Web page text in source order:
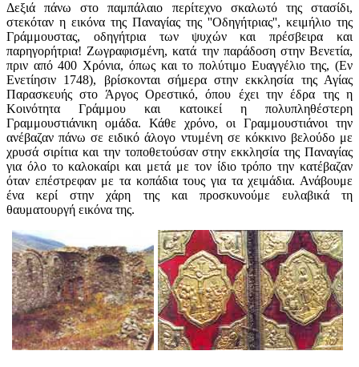
Δεξιά πάνω στο παμπάλαιο περίτεχνο σκαλωτό της στασίδι,
στεκόταν η εικόνα της Παναγίας της ''Οδηγήτριας'', κειμήλιο της
Γράμμουστας, οδηγήτρια των ψυχών και πρέσβειρα και
παρηγορήτρια! Ζωγραφισμένη, κατά την παράδοση στην Βενετία,
πριν από 400 Χρόνια, όπως και το πολύτιμο Ευαγγέλιο της, (Εν
Ενετίησιν 1748), βρίσκονται σήμερα στην εκκλησία της Αγίας
Παρασκευής στο Άργος Ορεστικό, όπου έχει την έδρα της η
Κοινότητα Γράμμου και κατοικεί η πολυπληθέστερη
Γραμμουστιάνικη ομάδα. Κάθε χρόνο, οι Γραμμουστιάνοι την
ανέβαζαν πάνω σε ειδικό άλογο ντυμένη σε κόκκινο βελούδο με
χρυσά σιρίτια και την τοποθετούσαν στην εκκλησία της Παναγίας
για όλο το καλοκαίρι και μετά με τον ίδιο τρόπο την κατέβαζαν
όταν επέστρεφαν με τα κοπάδια τους για τα χειμάδια. Ανάβουμε
ένα κερί στην χάρη της και προσκυνούμε ευλαβικά τη
θαυματουργή εικόνα της.